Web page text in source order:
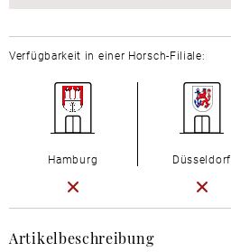
Artikelbeschreibung
Verfügbarkeit in einer Horsch-Filiale:
Hamburg Düsseldorf